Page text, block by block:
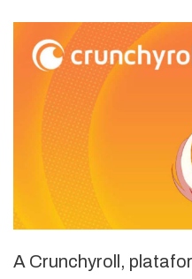
A Crunchyroll,